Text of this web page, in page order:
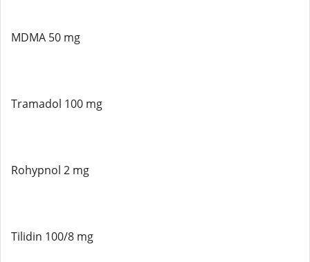
MDMA 50 mg
Tramadol 100 mg
Rohypnol 2 mg
Tilidin 100/8 mg